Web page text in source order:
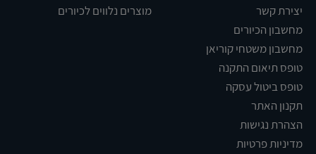
יצירת קשר
מחשבון הכיורים
מחשבון משטחי קוריאן
טופס תיאום התקנה
טופס ביטול עסקה
תקנון האתר
הצהרת נגישות
מדיניות פרטיות
מוצרים נלווים לכיורים